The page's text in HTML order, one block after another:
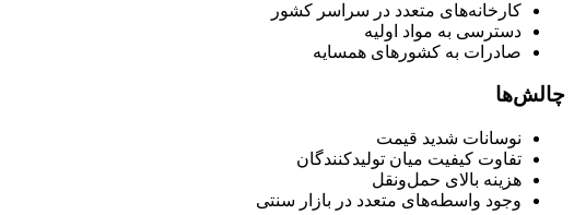
کارخانه‌های متعدد در سراسر کشور
دسترسی به مواد اولیه
صادرات به کشورهای همسایه
چالش‌ها
نوسانات شدید قیمت
تفاوت کیفیت میان تولیدکنندگان
هزینه بالای حمل‌ونقل
وجود واسطه‌های متعدد در بازار سنتی